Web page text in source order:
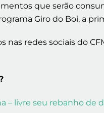
que serão
Giro do Boi, a
nas redes sociais do
– livre seu rebanho de